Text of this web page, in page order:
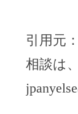
引用元：
相談は